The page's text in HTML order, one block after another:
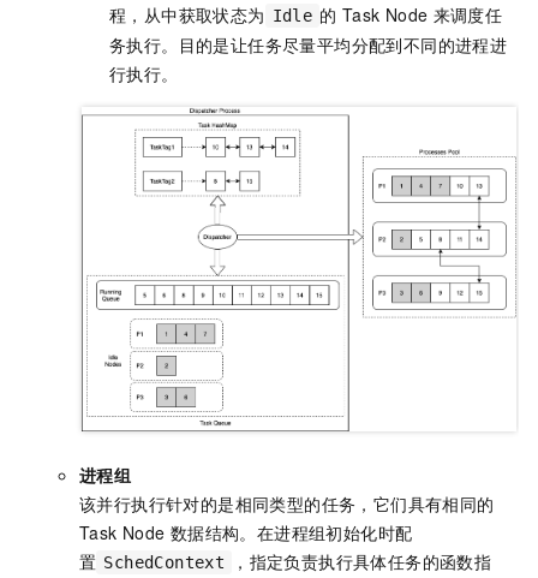
程，从中获取状态为 Idle 的 Task Node 来调度任
务执行。目的是让任务尽量平均分配到不同的进程进
行执行。
进程组
该并行执行针对的是相同类型的任务，它们具有相同的
Task Node 数据结构。在进程组初始化时配
置 SchedContext
，指定负责执行具体任务的函数指